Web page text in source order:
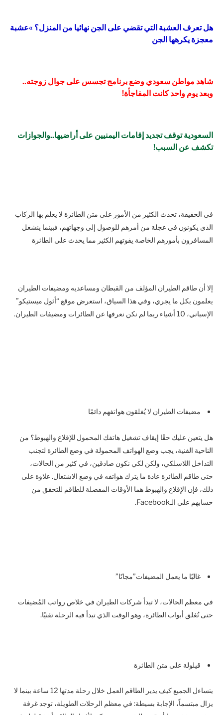
هل تعرف العشبة التي تقضي على الجن نهائيا من المنزل؟ »عشبة
معجزة يكرهها الجن
شاهد مواطن سعودي وضع برنامج تجسس على جوال زوجته..
وبعد يوم واحد كانت المفاجأة!
السعودية توقف تجديد إقامات اليمنيين على أراضيها..والجوازات
تكشف عن السبب!
في الحقيقة، تحدث الكثير من الأمور على متن الطائرة لا يعلم بها الركاب
الذي يكونون في عجلة من أمرهم للوصول إلى وجهاتهم، فبينما ينشغل
المسافرون بأمورهم الخاصة يفوتهم الكثير مما يحدث على الطائرة
إلا أن طاقم الطيران المؤلف من القبطان ومساعديه ومضيفات الطيران
يعلمون بكل ما يجري، وفي هذا السياق، استعرض موقع “أثول ميستيكو”
الإسباني، 10 أشياء ربما لم نكن نعرفها عن الطائرات ومضيفات الطيران.
مضيفات الطيران لا يُغلقون هواتفهم دائمًا
هل يتعين عليك حقًا إيقاف تشغيل هاتفك المحمول للإقلاع والهبوط؟ من
الناحية الفنية، يجب وضع الهواتف المحمولة في وضع الطائرة لتجنب
التداخل اللاسلكي، ولكن لكي نكون صادقين، في كثير من الحالات،
حتى طاقم الطائرة عادة ما يترك هواتفه في وضع الاشتغال. علاوة على
ذلك، فإن الإقلاع والهبوط هما الأوقات المفضلة للطاقم للتحقق من
حسابهم على الـFacebook.
غالبًا ما يعمل المضيفات”مجانًا”
في معظم الحالات، لا تبدأ شركات الطيران في خلاص رواتب المُضيفات
حتى تُغلق أبواب الطائرة، وهو الوقت الذي تبدأ فيه الرحلة تقنيًا.
قيلولة على متن الطائرة
يتساءل الجميع كيف يدير الطاقم العمل خلال رحلة مدتها 12 ساعة بينما لا
يزال مبتسماً، الإجابة بسيطة: في معظم الرحلات الطويلة، توجد غرفة